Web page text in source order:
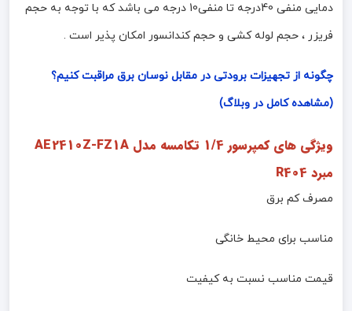
دمایی منفی 40درجه تا منفی10 درجه می باشد که با توجه به حجم
فریزر ، حجم لوله کشی و حجم کندانسور امکان پذیر است .
چگونه از تجهیزات برودتی در مقابل نوسان برق مراقبت کنیم؟
(مشاهده کامل در وبلاگ)
ویژگی های کمپرسور 1/4 تکامسه مدل
AE2410Z-FZ1A
مبرد R404
مصرف کم برق
مناسب برای محیط خانگی
قیمت مناسب نسبت به کیفیت